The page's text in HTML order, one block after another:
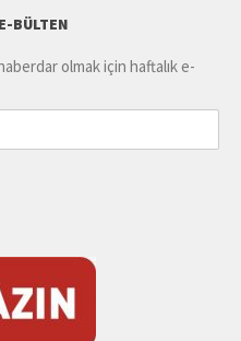
BÜLTEN
olmak için haftalık e-